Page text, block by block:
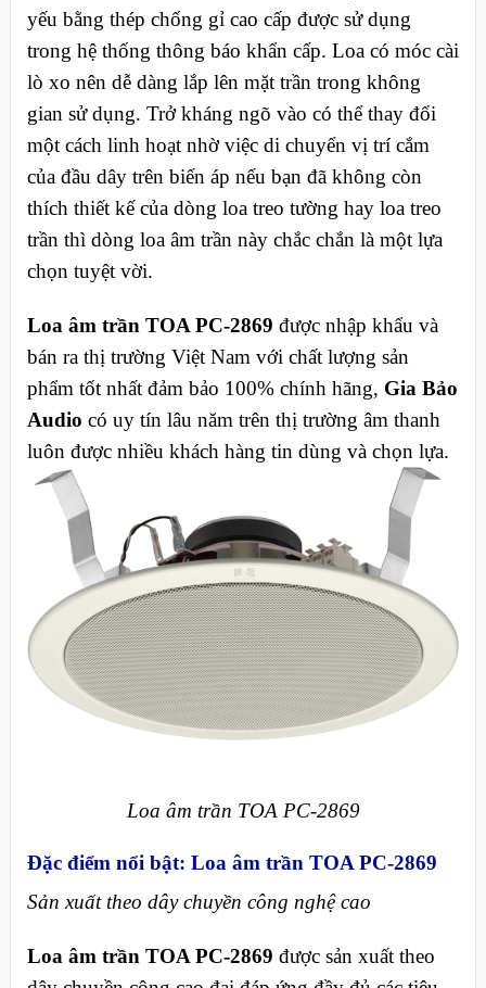
yếu bằng thép chống gỉ cao cấp được sử dụng
trong hệ thống thông báo khẩn cấp. Loa có móc cài
lò xo nên dễ dàng lắp lên mặt trần trong không
gian sử dụng. Trở kháng ngõ vào có thể thay đổi
một cách linh hoạt nhờ việc di chuyển vị trí cắm
của đầu dây trên biến áp nếu bạn đã không còn
thích thiết kế của dòng loa treo tường hay loa treo
trần thì dòng loa âm trần này chắc chắn là một lựa
chọn tuyệt vời.
Loa âm trần TOA PC-2869 được nhập khẩu và
bán ra thị trường Việt Nam với chất lượng sản
phẩm tốt nhất đảm bảo 100% chính hãng, Gia Bảo
Audio có uy tín lâu năm trên thị trường âm thanh
luôn được nhiều khách hàng tin dùng và chọn lựa.
Loa âm trần TOA PC-2869
Đặc điểm nổi bật: Loa âm trần TOA PC-2869
Sản xuất theo dây chuyền công nghệ cao
Loa âm trần TOA PC-2869 được sản xuất theo